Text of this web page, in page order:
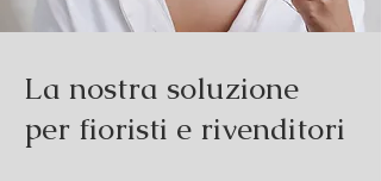
La nostra soluzione
per fioristi e rivenditori